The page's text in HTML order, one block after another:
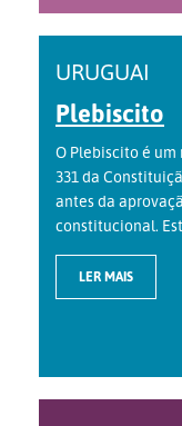
URUGUAI
Plebiscito
O Plebiscito é
331 da
antes da
constitucional.
LER MAIS